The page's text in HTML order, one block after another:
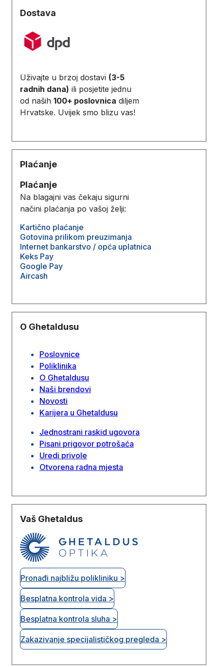
Dostava
Uživajte u brzoj dostavi (3-5
radnih dana) ili posjetite jednu
od naših 100+ poslovnica diljem
Hrvatske. Uvijek smo blizu vas!
Plaćanje
Plaćanje
Na blagajni vas čekaju sigurni
načini plaćanja po vašoj želji:
Kartično plaćanje
Gotovina prilikom preuzimanja
Internet bankarstvo / opća uplatnica
Keks Pay
Google Pay
Aircash
O Ghetaldusu
Poslovnice
Poliklinika
O Ghetaldusu
Naši brendovi
Novosti
Karijera u Ghetaldusu
Jednostrani raskid ugovora
Pisani prigovor potrošaća
Uredi privole
Otvorena radna mjesta
Vaš Ghetaldus
Pronađi najbližu polikliniku >
Besplatna kontrola vida >
Besplatna kontrola sluha >
Zakazivanje specijalističkog pregleda >